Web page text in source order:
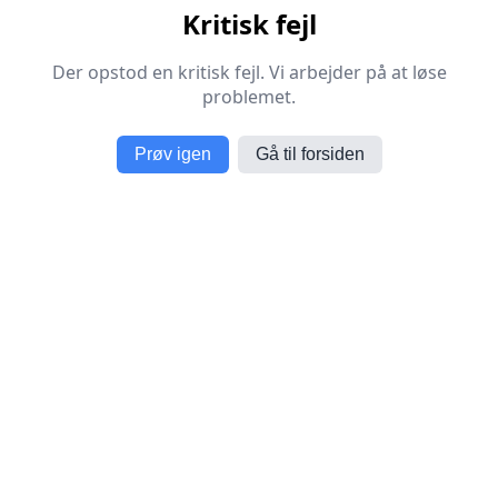
Kritisk fejl
Der opstod en kritisk fejl. Vi arbejder på at løse
problemet.
Prøv igen Gå til forsiden